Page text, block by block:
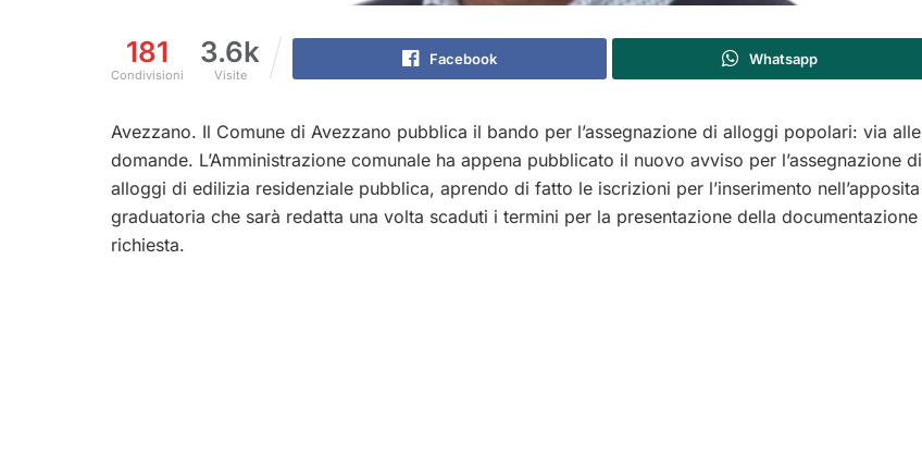
181
Condivisioni
3.6k
Visite
Facebook Whatsapp
Avezzano. Il Comune di Avezzano pubblica il bando per l’assegnazione di alloggi popolari: via alle
domande. L’Amministrazione comunale ha appena pubblicato il nuovo avviso per l’assegnazione di
alloggi di edilizia residenziale pubblica, aprendo di fatto le iscrizioni per l’inserimento nell’apposita
graduatoria che sarà redatta una volta scaduti i termini per la presentazione della documentazione
richiesta.